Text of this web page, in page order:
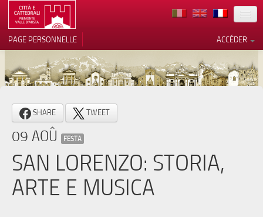
TERRITOIRE
ARCHITECTURE
MUSÉES
ITINÉRAIRES
EVÉNEMENTS
ACCÉDER
PAGE PERSONNELLE
SHARE TWEET
09 AOÛ FESTA
SAN LORENZO: STORIA,
ARTE E MUSICA
Notification lors de la collecte
Vos choix en matière de
confidentialité